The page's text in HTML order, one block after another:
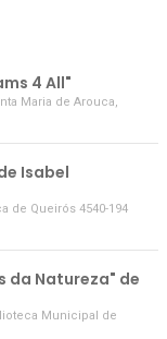
4 All"
Maria de Arouca,
Isabel
de Queirós 4540-194
da Natureza" de
Municipal de